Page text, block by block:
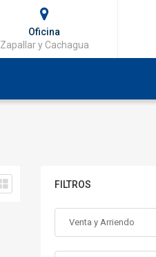
Oficina
Zapallar y Cachagua
FILTROS
Venta y Arriendo